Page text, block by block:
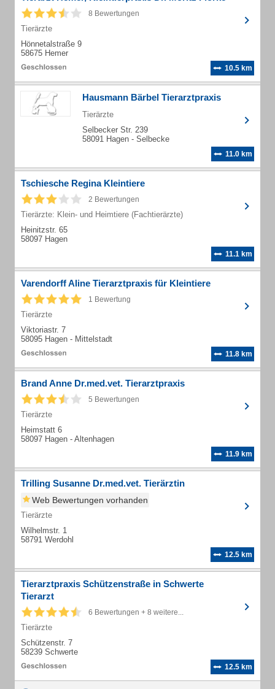
8 Bewertungen
Tierärzte
Hönnetalstraße 9
58675 Hemer
10.5 km
Hausmann Bärbel Tierarztpraxis
Tierärzte
Selbecker Str. 239
58091 Hagen - Selbecke
11.0 km
Tschiesche Regina Kleintiere
2 Bewertungen
Tierärzte: Klein- und Heimtiere (Fachtierärzte)
Heinitzstr. 65
58097 Hagen
11.1 km
Varendorff Aline Tierarztpraxis für Kleintiere
1 Bewertung
Tierärzte
Viktoriastr. 7
58095 Hagen - Mittelstadt
11.8 km
Brand Anne Dr.med.vet. Tierarztpraxis
5 Bewertungen
Tierärzte
Heimstatt 6
58097 Hagen - Altenhagen
11.9 km
Trilling Susanne Dr.med.vet. Tierärztin
Web Bewertungen vorhanden
Tierärzte
Wilhelmstr. 1
58791 Werdohl
12.5 km
Tierarztpraxis Schützenstraße in Schwerte
Tierarzt
6 Bewertungen + 8 weitere...
Tierärzte
Schützenstr. 7
58239 Schwerte
12.5 km